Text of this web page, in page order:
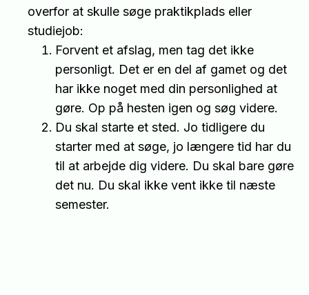
overfor at skulle søge praktikplads eller
studiejob:
Forvent et afslag, men tag det ikke
personligt. Det er en del af gamet og det
har ikke noget med din personlighed at
gøre. Op på hesten igen og søg videre.
Du skal starte et sted. Jo tidligere du
starter med at søge, jo længere tid har du
til at arbejde dig videre. Du skal bare gøre
det nu. Du skal ikke vent ikke til næste
semester.